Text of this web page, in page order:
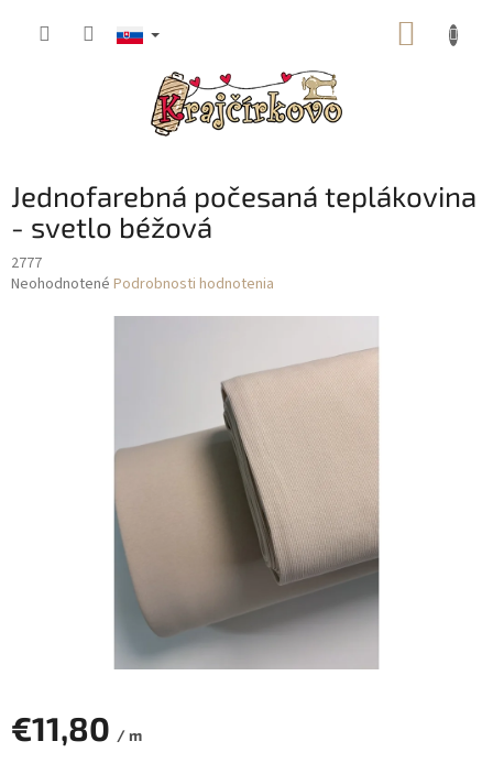
Jednofarebná počesaná teplákovina
- svetlo béžová
2777
Priemerné
Neohodnotené Podrobnosti hodnotenia
€11,80 / m